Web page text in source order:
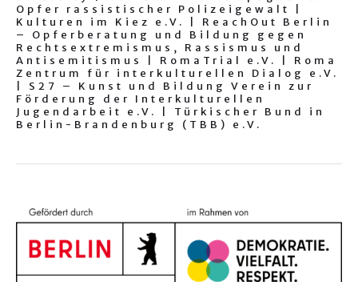
Opfer rassistischer Polizeigewalt |
Kulturen im Kiez e.V. | ReachOut Berlin
– Opferberatung und Bildung gegen
Rechtsextremismus, Rassismus und
Antisemitismus | RomaTrial e.V. | Roma
Zentrum für interkulturellen Dialog e.V.
| S27 – Kunst und Bildung Verein zur
Förderung der Interkulturellen
Jugendarbeit e.V. | Türkischer Bund in
Berlin-Brandenburg (TBB) e.V.